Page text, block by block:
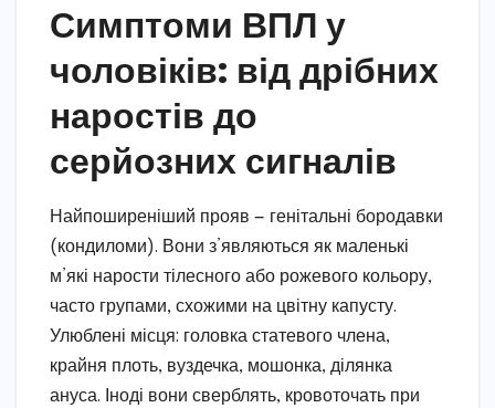
Симптоми ВПЛ у
чоловіків: від дрібних
наростів до
серйозних сигналів
Найпоширеніший прояв — генітальні бородавки
(кондиломи). Вони з’являються як маленькі
м’які нарости тілесного або рожевого кольору,
часто групами, схожими на цвітну капусту.
Улюблені місця: головка статевого члена,
крайня плоть, вуздечка, мошонка, ділянка
ануса. Іноді вони сверблять, кровоточать при